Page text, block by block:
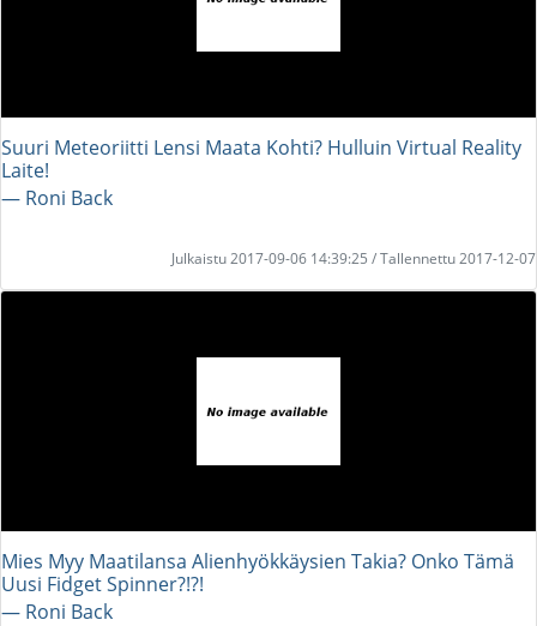
Suuri Meteoriitti Lensi Maata Kohti? Hulluin Virtual Reality
Laite!
― Roni Back
Julkaistu 2017-09-06 14:39:25 / Tallennettu 2017-12-07
Mies Myy Maatilansa Alienhyökkäysien Takia? Onko Tämä
Uusi Fidget Spinner?!?!
― Roni Back